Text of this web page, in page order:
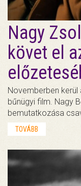
Nagy
követ el
Novemberben
bűnügyi film. Nagy
bemutatkozása
TOVÁBB